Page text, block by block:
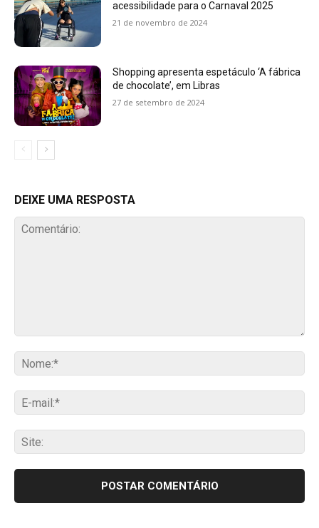
acessibilidade para o Carnaval 2025
21 de novembro de 2024
Shopping apresenta espetáculo ‘A fábrica
de chocolate’, em Libras
27 de setembro de 2024
DEIXE UMA RESPOSTA